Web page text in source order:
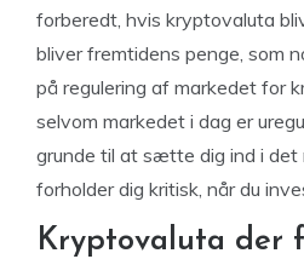
forberedt, hvis kryptovaluta
bliver fremtidens penge, som
på regulering af markedet for
selvom markedet i dag er
grunde til at sætte dig ind i det
forholder dig kritisk, når du
Kryptovaluta der